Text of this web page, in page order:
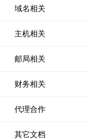
域名相关
主机相关
邮局相关
财务相关
代理合作
其它文档